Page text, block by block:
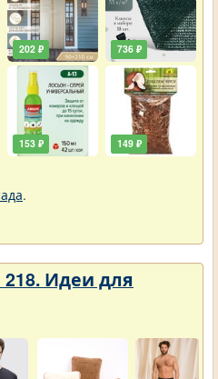
202 ₽
153 ₽
736 ₽
149 ₽
.
Идеи для